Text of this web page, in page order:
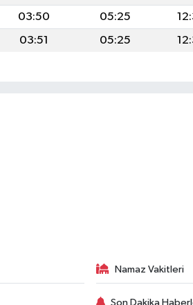
03:50 05:25
03:51 05:25
Namaz Vakitleri
Son Dakika